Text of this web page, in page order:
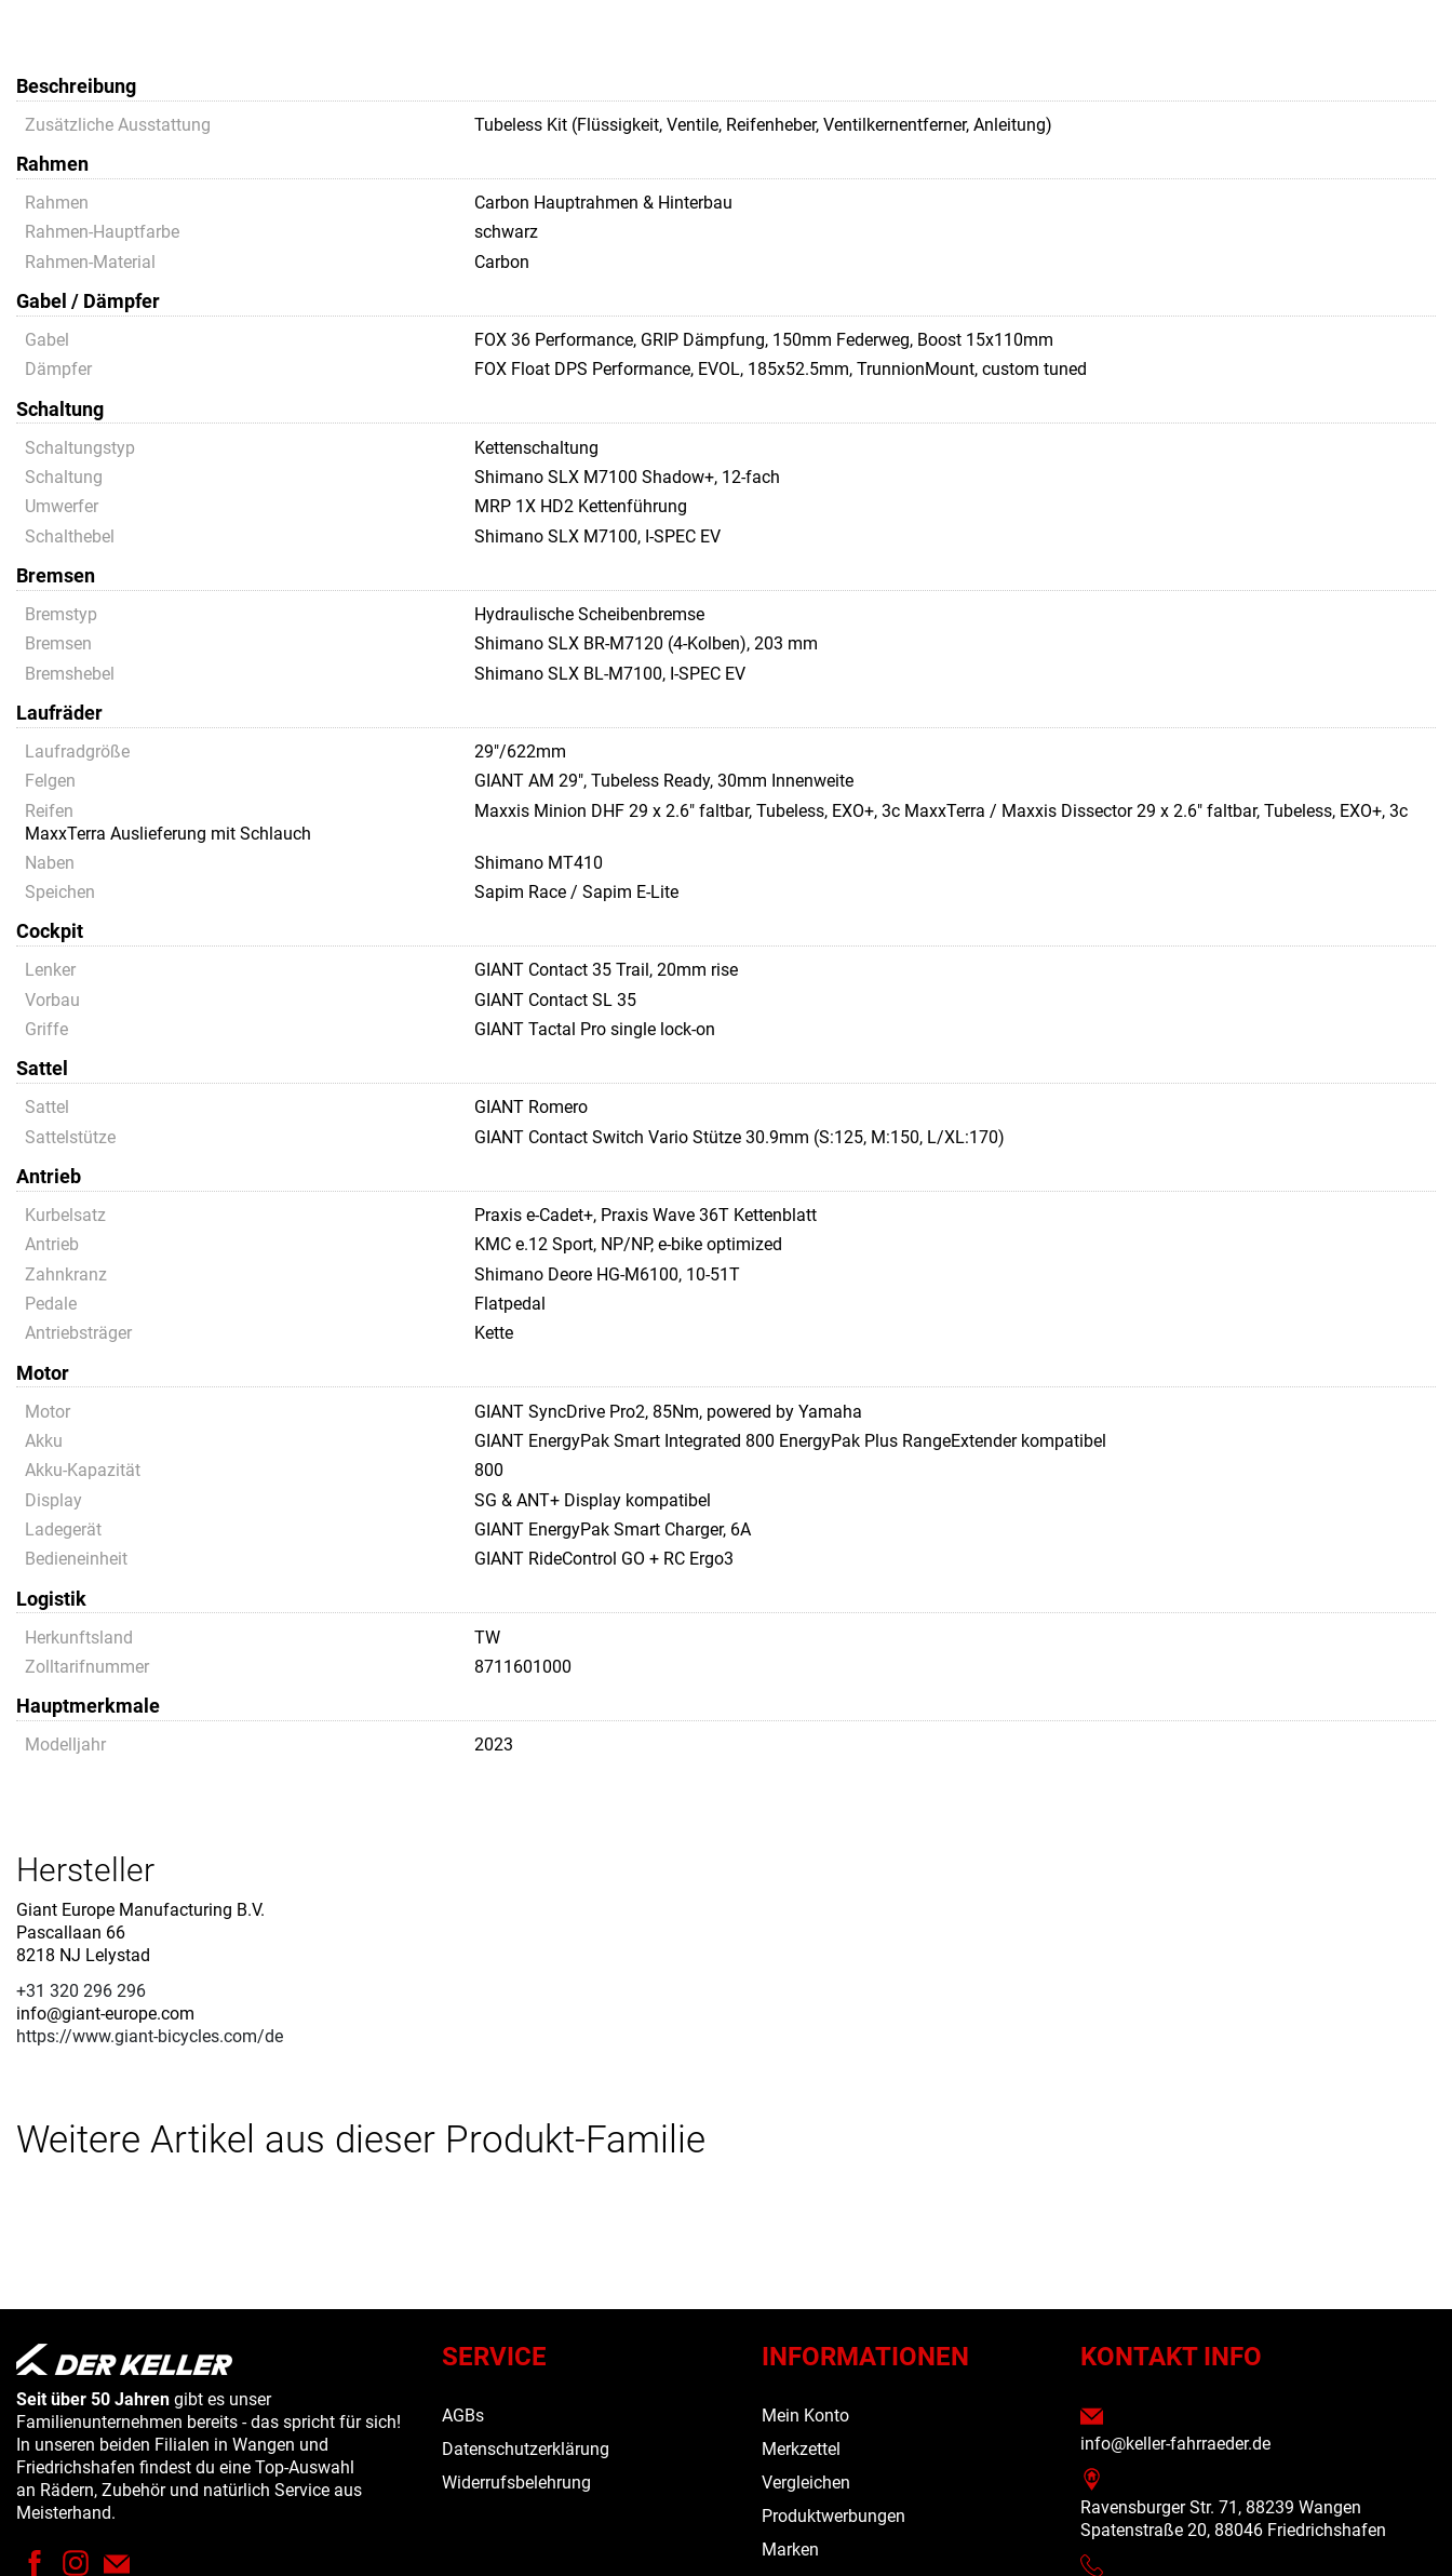
Beschreibung
Zusätzliche Ausstattung Tubeless Kit (Flüssigkeit, Ventile, Reifenheber, Ventilkernentferner, Anleitung)
Rahmen
Rahmen
Carbon Hauptrahmen & Hinterbau
Rahmen-Hauptfarbe
schwarz
Rahmen-Material
Carbon
Gabel / Dämpfer
Gabel
FOX 36 Performance, GRIP Dämpfung, 150mm Federweg, Boost 15x110mm
Dämpfer
FOX Float DPS Performance, EVOL, 185x52.5mm, TrunnionMount, custom tuned
Schaltung
Schaltungstyp
Kettenschaltung
Schaltung
Shimano SLX M7100 Shadow+, 12-fach
Umwerfer
MRP 1X HD2 Kettenführung
Schalthebel
Shimano SLX M7100, I-SPEC EV
Bremsen
Bremstyp
Hydraulische Scheibenbremse
Bremsen
Shimano SLX BR-M7120 (4-Kolben), 203 mm
Bremshebel
Shimano SLX BL-M7100, I-SPEC EV
Laufräder
Laufradgröße
29"/622mm
Felgen
GIANT AM 29", Tubeless Ready, 30mm Innenweite
Reifen
Maxxis Minion DHF 29 x 2.6" faltbar, Tubeless, EXO+, 3c MaxxTerra / Maxxis Dissector 29 x 2.6" faltbar, Tubeless, EXO+, 3c
MaxxTerra Auslieferung mit Schlauch
Naben
Shimano MT410
Speichen
Sapim Race / Sapim E-Lite
Cockpit
Lenker
GIANT Contact 35 Trail, 20mm rise
Vorbau
GIANT Contact SL 35
Griffe
GIANT Tactal Pro single lock-on
Sattel
Sattel
GIANT Romero
Sattelstütze
GIANT Contact Switch Vario Stütze 30.9mm (S:125, M:150, L/XL:170)
Antrieb
Kurbelsatz
Praxis e-Cadet+, Praxis Wave 36T Kettenblatt
Antrieb
KMC e.12 Sport, NP/NP, e-bike optimized
Zahnkranz
Shimano Deore HG-M6100, 10-51T
Pedale
Flatpedal
Antriebsträger
Kette
Motor
Motor
GIANT SyncDrive Pro2, 85Nm, powered by Yamaha
Akku
GIANT EnergyPak Smart Integrated 800 EnergyPak Plus RangeExtender kompatibel
Akku-Kapazität
800
Display
SG & ANT+ Display kompatibel
Ladegerät
GIANT EnergyPak Smart Charger, 6A
Bedieneinheit
GIANT RideControl GO + RC Ergo3
Logistik
Herkunftsland
TW
Zolltarifnummer
8711601000
Hauptmerkmale
Modelljahr 2023
Hersteller
Giant Europe Manufacturing B.V.
Pascallaan 66
8218 NJ Lelystad
+31 320 296 296
info@giant-europe.com
https://www.giant-bicycles.com/de
Weitere Artikel aus dieser Produkt-Familie
Seit über 50 Jahren gibt es unser
Familienunternehmen bereits - das spricht für sich!
In unseren beiden Filialen in Wangen und
Friedrichshafen findest du eine Top-Auswahl
an Rädern, Zubehör und natürlich Service aus
Meisterhand.
SERVICE
AGBs
Datenschutzerklärung
Widerrufsbelehrung
INFORMATIONEN
Mein Konto
Merkzettel
Vergleichen
Produktwerbungen
Marken
KONTAKT INFO
info@keller-fahrraeder.de
Ravensburger Str. 71, 88239 Wangen
Spatenstraße 20, 88046 Friedrichshafen